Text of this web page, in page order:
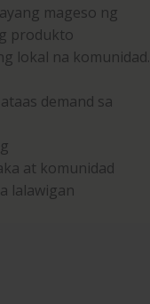
mageso ng
produkto
lokal na komunidad.
demand sa
at komunidad
lalawigan